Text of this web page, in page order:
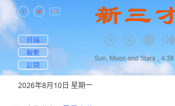
投稿
聯繫
訂閱
Sun, Moon and Stars , 4:38
2026年8月10日 星期一